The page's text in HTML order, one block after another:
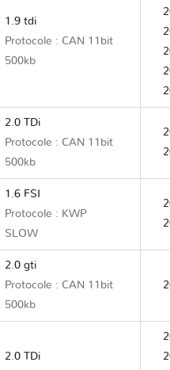
1.9 tdi
Protocole : CAN 11bit
500kb
2.0 TDi
Protocole : CAN 11bit
500kb
1.6 FSI
Protocole : KWP
SLOW
2.0 gti
Protocole : CAN 11bit
500kb
2.0 TDi